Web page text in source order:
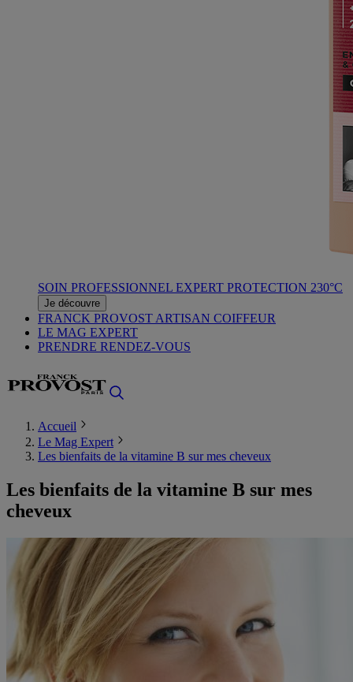
SOIN PROFESSIONNEL EXPERT PROTECTION 230°C
Je découvre
FRANCK PROVOST ARTISAN COIFFEUR
LE MAG EXPERT
PRENDRE RENDEZ-VOUS
Accueil
Le Mag Expert
Les bienfaits de la vitamine B sur mes cheveux
Les bienfaits de la vitamine B sur mes
cheveux